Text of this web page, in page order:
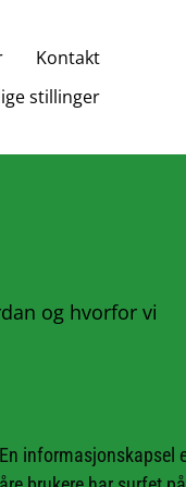
Kontakt
stillinger
og hvorfor vi
informasjonskapsel